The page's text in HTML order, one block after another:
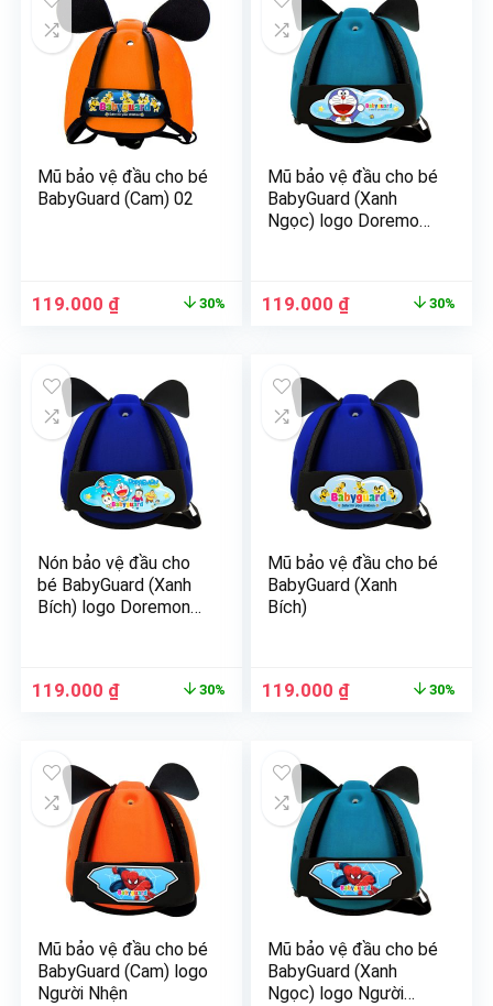
Mũ bảo vệ đầu cho bé
BabyGuard (Cam) 02
119.000 ₫ 30%
Mũ bảo vệ đầu cho bé
BabyGuard (Xanh
Ngọc) logo Doremon
119.000 ₫ 30%
Nón bảo vệ đầu cho
bé BabyGuard (Xanh
Bích) logo Doremon
119.000 ₫ 30%
Mũ bảo vệ đầu cho bé
BabyGuard (Xanh
Bích)
119.000 ₫ 30%
Mũ bảo vệ đầu cho bé
BabyGuard (Cam) logo
Người Nhện
Mũ bảo vệ đầu cho bé
BabyGuard (Xanh
Ngọc) logo Người